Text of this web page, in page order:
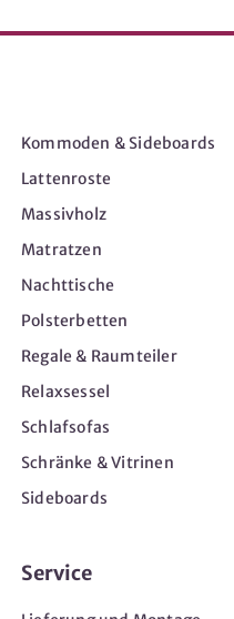
Kommoden & Sideboards
Lattenroste
Massivholz
Matratzen
Nachttische
Polsterbetten
Regale & Raumteiler
Relaxsessel
Schlafsofas
Schränke & Vitrinen
Sideboards
Service